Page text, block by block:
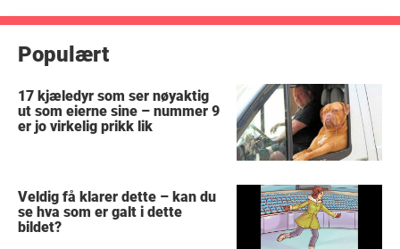
Populært
17 kjæledyr som ser nøyaktig
ut som eierne sine – nummer 9
er jo virkelig prikk lik
Veldig få klarer dette – kan du
se hva som er galt i dette
bildet?